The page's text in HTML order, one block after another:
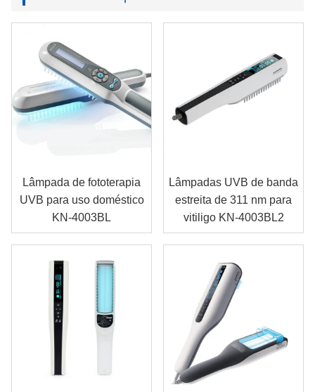
Lâmpada de fototerapia
UVB para uso doméstico
KN-4003BL
Lâmpadas UVB de banda
estreita de 311 nm para
vitiligo KN-4003BL2